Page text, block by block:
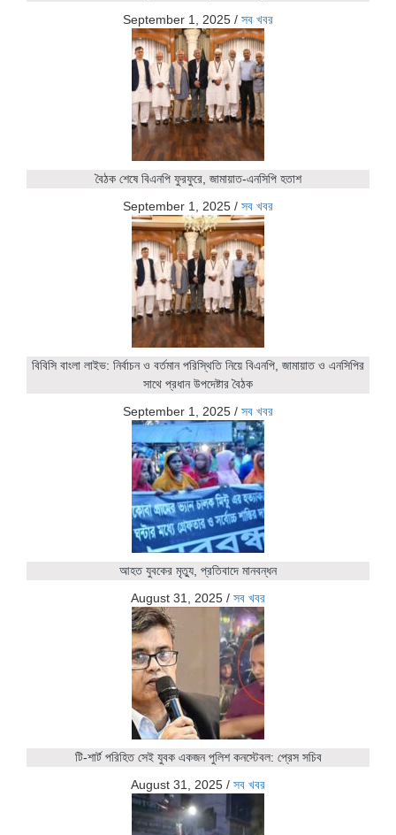
September 1, 2025 / সব খবর
বৈঠক শেষে বিএনপি ফুরফুরে, জামায়াত-এনসিপি হতাশ
September 1, 2025 / সব খবর
বিবিসি বাংলা লাইভ: নির্বাচন ও বর্তমান পরিস্থিতি নিয়ে বিএনপি, জামায়াত ও এনসিপির
সাথে প্রধান উপদেষ্টার বৈঠক
September 1, 2025 / সব খবর
আহত যুবকের মৃত্যু, প্রতিবাদে মানবন্ধন
August 31, 2025 / সব খবর
টি-শার্ট পরিহিত সেই যুবক একজন পুলিশ কনস্টেবল: প্রেস সচিব
August 31, 2025 / সব খবর